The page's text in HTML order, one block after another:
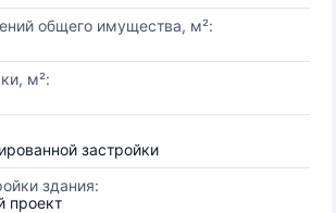
общего имущества, м²:
м²:
застройки
здания:
проект